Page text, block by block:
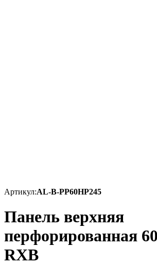
Артикул:AL-B-PP60HP245
Панель верхняя
перфорированная
RXB